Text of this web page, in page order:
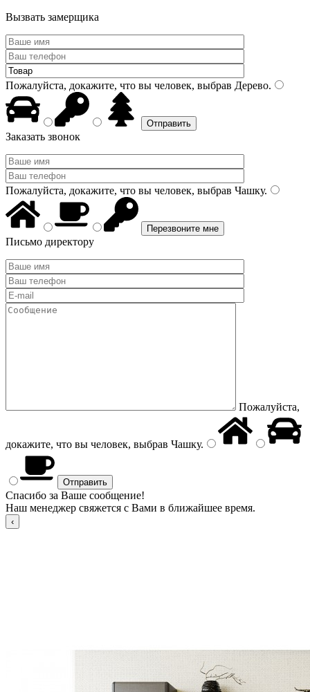
Вызвать замерщика
Пожалуйста, докажите, что вы человек, выбрав Дерево.
Заказать звонок
Пожалуйста, докажите, что вы человек, выбрав Чашку.
Письмо директору
Пожалуйста,
докажите, что вы человек, выбрав Чашку.
Спасибо за Ваше сообщение!
Наш менеджер свяжется с Вами в ближайшее время.